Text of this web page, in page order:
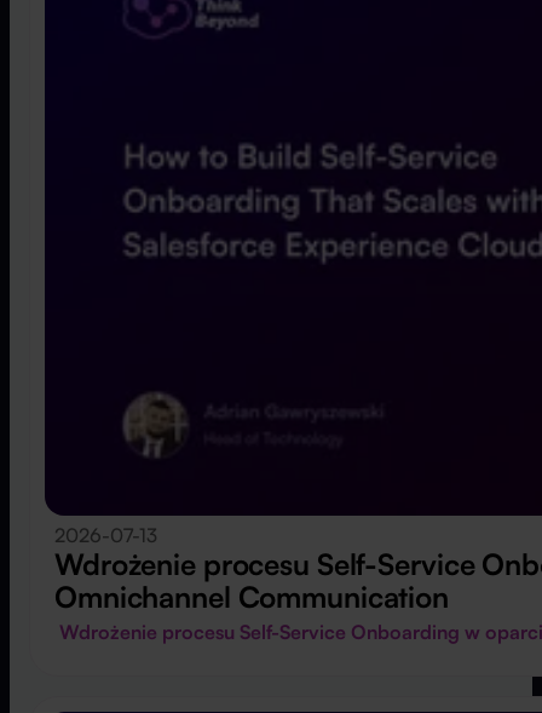
2026-07-13
Wdrożenie procesu Self-Service
Omnichannel Communication
Wdrożenie procesu Self-Service Onboarding w